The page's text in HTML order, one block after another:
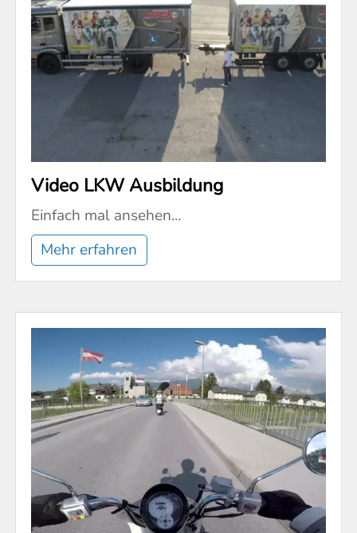
Video LKW Ausbildung
Einfach mal ansehen...
Mehr erfahren